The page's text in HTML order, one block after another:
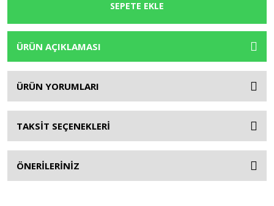
SEPETE EKLE
ÜRÜN AÇIKLAMASI
ÜRÜN YORUMLARI
TAKSİT SEÇENEKLERİ
ÖNERİLERİNİZ